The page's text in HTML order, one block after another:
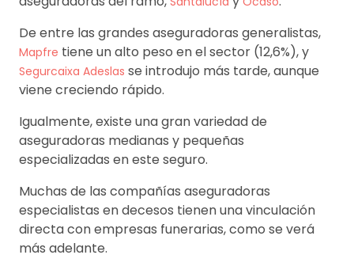
De entre las grandes aseguradoras generalistas,
Mapfre tiene un alto peso en el sector (12,6%), y
Segurcaixa Adeslas se introdujo más tarde, aunque
viene creciendo rápido.
Igualmente, existe una gran variedad de
aseguradoras medianas y pequeñas
especializadas en este seguro.
Muchas de las compañías aseguradoras
especialistas en decesos tienen una vinculación
directa con empresas funerarias, como se verá
más adelante.